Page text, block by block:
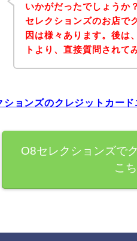
いかがだったでしょうか
セレクションズのお店で
因は様々あります。後は
トより、直接質問されて
ションズのクレジットカー
O8セレクションズで
こ